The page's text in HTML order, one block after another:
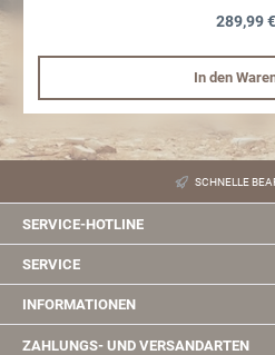
289,99
In den
SCHNELLE
SERVICE-HOTLINE
SERVICE
INFORMATIONEN
ZAHLUNGS- UND VERSANDARTEN